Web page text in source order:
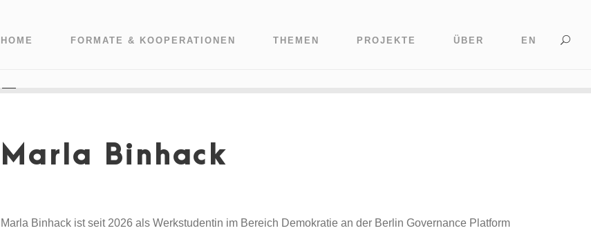
HOME FORMATE & KOOPERATIONEN THEMEN PROJEKTE ÜBER EN
Marla Binhack
Marla Binhack ist seit 2026 als Werkstudentin im Bereich Demokratie an der Berlin Governance Platform